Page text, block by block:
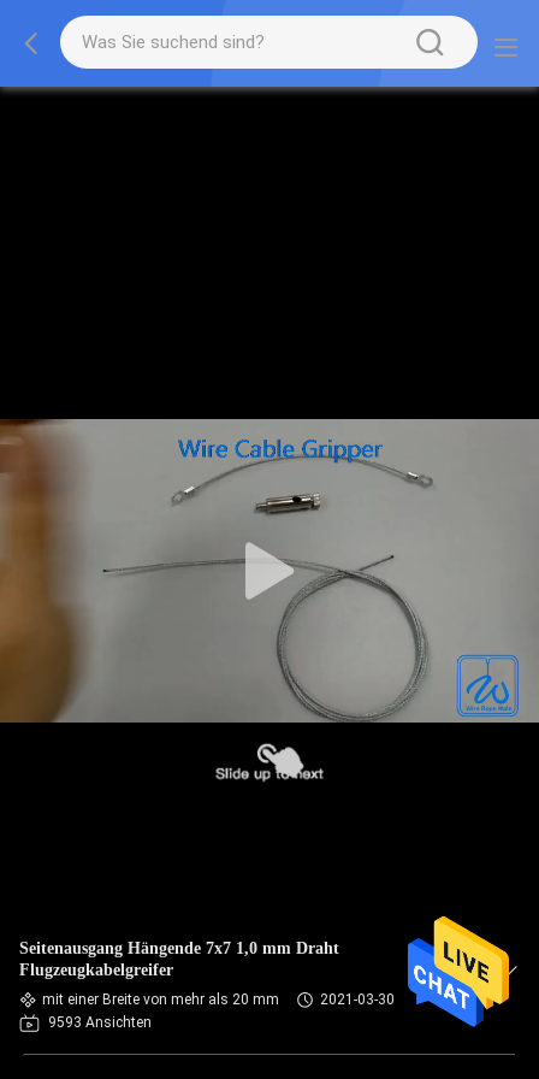
Seitenausgang Hängende 7x7 1,0 mm Draht
Flugzeugkabelgreifer
mit einer Breite von mehr als 20 mm
2021-03-30
9593 Ansichten